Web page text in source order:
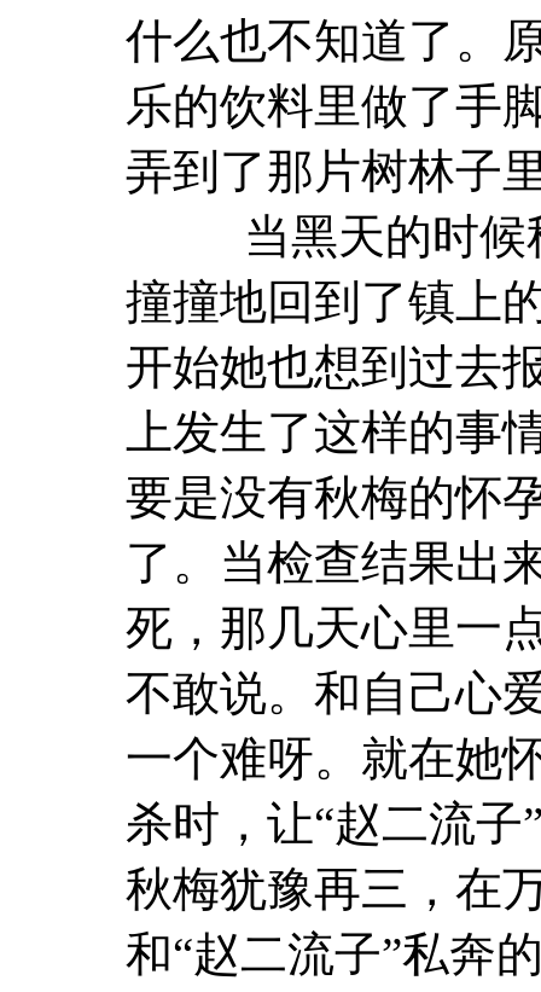
什么也不知道了。
乐的饮料里做了手
弄到了那片树林子
当黑天的时候秋
撞撞地回到了镇上
开始她也想到过去
上发生了这样的事
要是没有秋梅的怀
了。当检查结果出
死，那几天心里一
不敢说。和自己心
一个难呀。就在她
杀时，让“赵二流
秋梅犹豫再三，在
和“赵二流子”私奔